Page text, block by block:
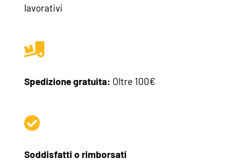
lavorativi
Spedizione gratuita: Oltre 100€
Soddisfatti o rimborsati